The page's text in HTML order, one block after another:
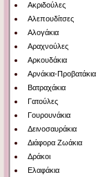
Ακριδούλες
Αλεπουδίτσες
Αλογάκια
Αραχνούλες
Αρκουδάκια
Αρνάκια-Προβατάκια
Βατραχάκια
Γατούλες
Γουρουνάκια
Δεινοσαυράκια
Διάφορα Ζωάκια
Δράκοι
Ελαφάκια